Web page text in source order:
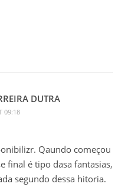
DUTRA
09:18
Qaundo começou
final é tipo dasa fantasias,
segundo dessa hitoria.